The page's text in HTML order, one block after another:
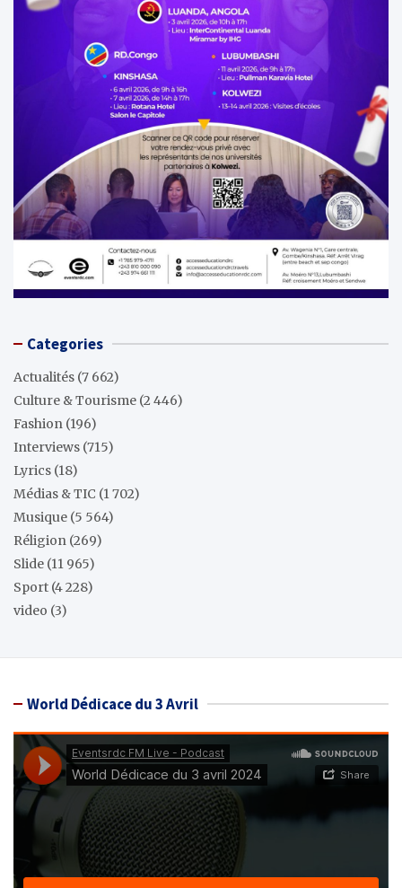
Categories
Actualités (7 662)
Culture & Tourisme (2 446)
Fashion (196)
Interviews (715)
Lyrics (18)
Médias & TIC (1 702)
Musique (5 564)
Réligion (269)
Slide (11 965)
Sport (4 228)
video (3)
World Dédicace du 3 Avril